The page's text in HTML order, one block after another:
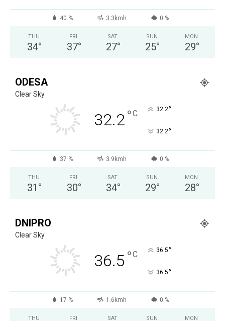
40 % 3.3kmh 0 %
THU
34°
FRI
37°
SAT
27°
SUN
25°
MON
29°
ODESA
Clear Sky
32.2°C 32.2°
32.2°
37 % 3.9kmh 0 %
THU
31 °
FRI
30°
SAT
34°
SUN
29°
MON
28°
DNIPRO
Clear Sky
36.5 °C 36.5°
36.5°
17 % 1.6kmh 0 %
THU FRI SAT SUN MON